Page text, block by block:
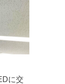
に交